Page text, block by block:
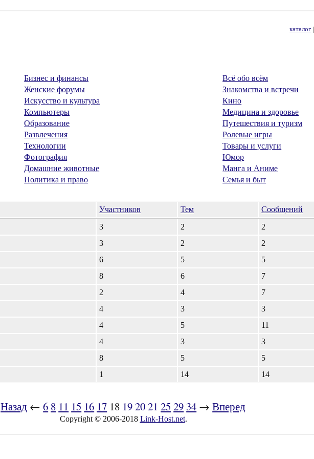
каталог
Бизнес и финансы
Всё обо всём
Женские форумы
Знакомства и встречи
Искусство и культура
Кино
Компьютеры
Медицина и здоровье
Образование
Путешествия и туризм
Развлечения
Ролевые игры
Технологии
Товары и услуги
Фотография
Юмор
Домашние животные
Манга и Аниме
Политика и право Семья и быт
Участников Тем Сообщений
3 2 2
3 2 2
6 5 5
8 6 7
2 4 7
4 3 3
4 5 11
4 3 3
8 5 5
1 14 14
Назад ← 6 8 11 15 16 17 18 192021 25 29 34 →Вперед
Copyright © 2006-2018 Link-Host.net.